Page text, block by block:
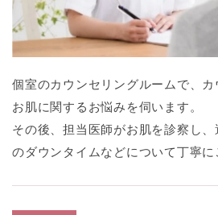
個室のカウンセリングルームで、
お肌に関するお悩みを伺います。
その後、担当医師がお肌を診察し
のダウンタイムなどについて丁寧に